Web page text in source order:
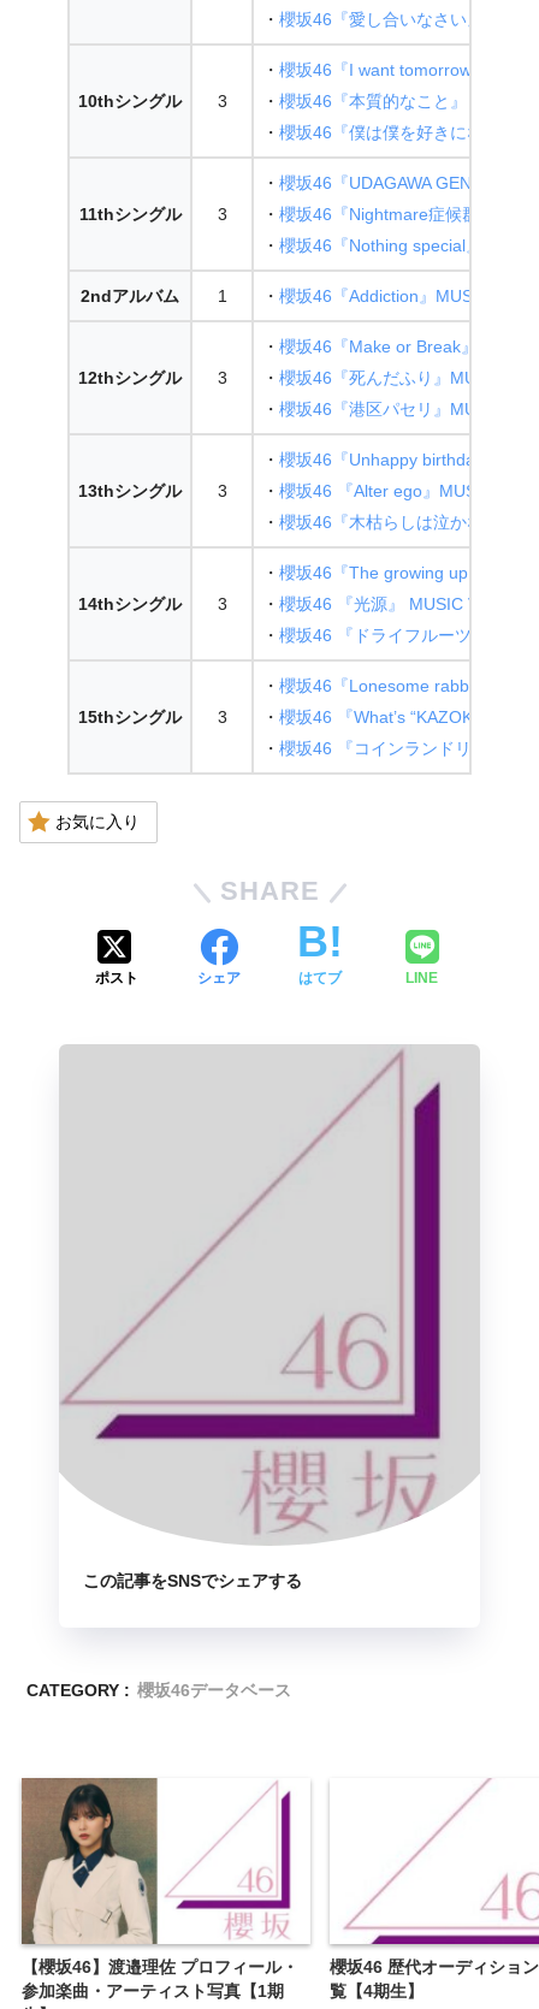
・ 櫻坂46『愛し合いなさい』
10thシングル 3
・ 櫻坂46『I want tomorrow to
・ 櫻坂46『本質的なこと』
・ 櫻坂46『僕は僕を好きになれない
11thシングル 3
・ 櫻坂46『UDAGAWA
・ 櫻坂46『Nightmare症候群』
・ 櫻坂46『Nothing special』
2ndアルバム 1 ・ 櫻坂46『Addiction』MUSIC
12thシングル 3
・ 櫻坂46『Make or Break』MUSIC
・ 櫻坂46『死んだふり』MUSIC
・ 櫻坂46『港区パセリ』MUSIC
13thシングル 3
・ 櫻坂46『Unhappy birthday構文』
・ 櫻坂46 『Alter ego』MUSIC
・ 櫻坂46『木枯らしは泣かない』
14thシングル 3
・ 櫻坂46『The growing up train』
・ 櫻坂46 『光源』 MUSIC VIDEO
・ 櫻坂46 『ドライフルーツ』
15thシングル 3
・ 櫻坂46『Lonesome rabbit』
・ 櫻坂46 『What’s “KAZOKU”?』
・ 櫻坂46 『コインランドリー』
お気に入り
SHARE
ポスト シェア はてブ LINE
この記事をSNSでシェアする
CATEGORY : 櫻坂46データベース
【櫻坂46】渡邉理佐 プロフィール・
参加楽曲・アーティスト写真【1期
櫻坂46 歴代オーディショ
覧【4期生】